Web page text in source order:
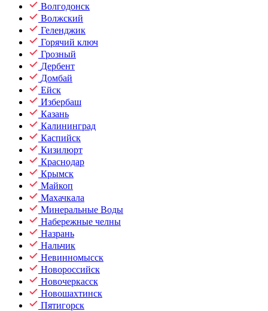
Волгодонск
Волжский
Геленджик
Горячий ключ
Грозный
Дербент
Домбай
Ейск
Избербаш
Казань
Калининград
Каспийск
Кизилюрт
Краснодар
Крымск
Майкоп
Махачкала
Минеральные Воды
Набережные челны
Назрань
Нальчик
Невинномысск
Новороссийск
Новочеркасск
Новошахтинск
Пятигорск